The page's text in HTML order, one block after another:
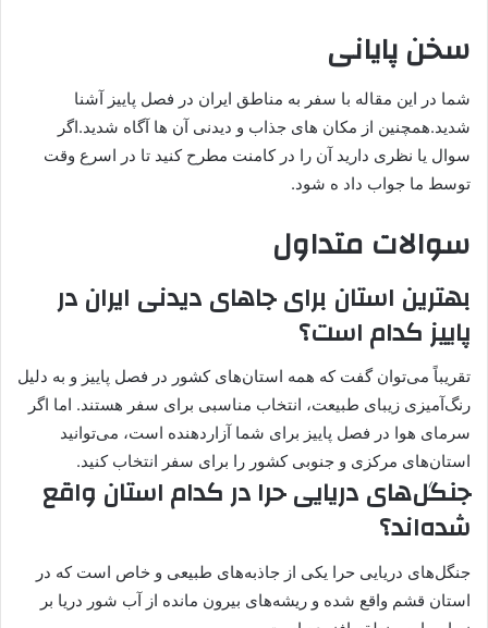
سخن پایانی
شما در این مقاله با سفر به مناطق ایران در فصل پاییز آشنا
شدید.همچنین از مکان های جذاب و دیدنی آن ها آگاه شدید.اگر
سوال یا نظری دارید آن را در کامنت مطرح کنید تا در اسرع وقت
توسط ما جواب داد ه شود.
سوالات متداول
بهترین استان برای جاهای دیدنی ایران در
پاییز کدام است؟
تقریباً می‌توان گفت که همه استان‌های کشور در فصل پاییز و به دلیل
رنگ‌آمیزی زیبای طبیعت، انتخاب مناسبی برای سفر هستند. اما اگر
سرمای هوا در فصل پاییز برای شما آزاردهنده است، می‌توانید
استان‌های مرکزی و جنوبی کشور را برای سفر انتخاب کنید.
جنگل‌های دریایی حرا در کدام استان واقع
شده‌اند؟
جنگل‌های دریایی حرا یکی از جاذبه‌های طبیعی و خاص است که در
استان قشم واقع شده و ریشه‌های بیرون مانده از آب شور دریا بر